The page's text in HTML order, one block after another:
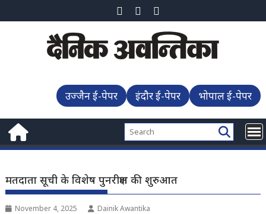
to
उज्जैन ई-पेपर इंदौर ई-पेपर भोपाल ई-पेपर
मतदाता सूची के विशेष पुनरीक्षण की शुरुआत
November 4, 2025 Dainik Awantika